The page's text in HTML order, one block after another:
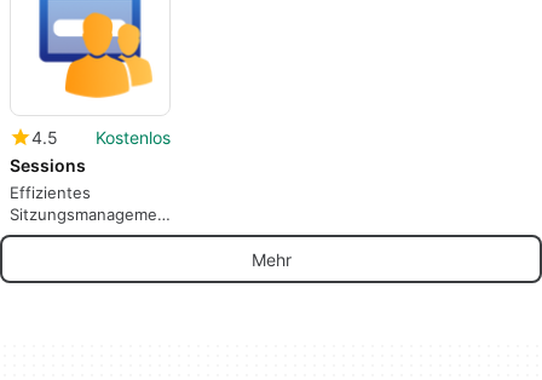
4.5
Kostenlos
Sessions
Effizientes
Sitzungsmanagement
für WordPress
Mehr